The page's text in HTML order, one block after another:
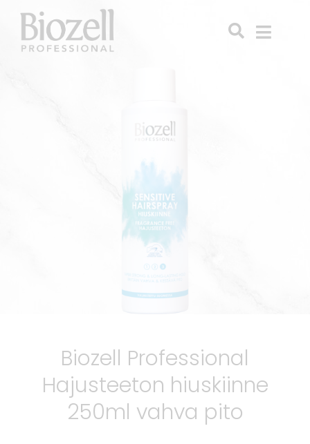
Biozell Professional
Hajusteeton hiuskiinne
250ml vahva pito